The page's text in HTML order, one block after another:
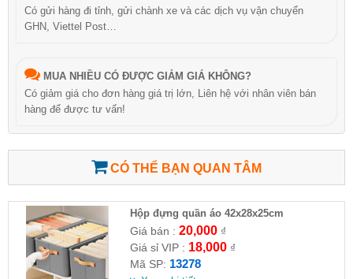
Có gửi hàng đi tỉnh, gửi chành xe và các dịch vụ vận chuyển
GHN, Viettel Post…
MUA NHIỀU CÓ ĐƯỢC GIẢM GIÁ KHÔNG?
Có giảm giá cho đơn hàng giá trị lớn, Liên hệ với nhân viên bán
hàng để được tư vấn!
CÓ THỂ BẠN QUAN TÂM
Hộp đựng quần áo 42x28x25cm
Giá bán : 20,000₫
Giá sỉ VIP : 18,000₫
Mã SP: 13278